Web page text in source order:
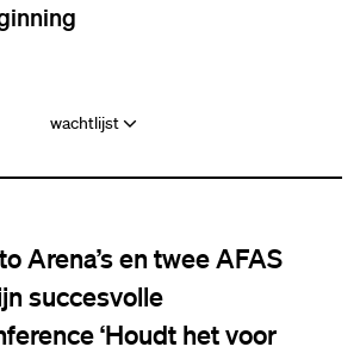
wachtlijst
Arena’s en twee AFAS
succesvolle
‘Houdt het voor